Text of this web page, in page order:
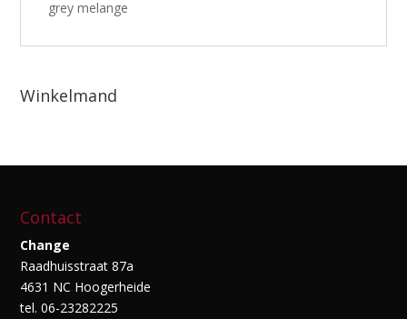
grey melange
Winkelmand
Contact
Change
Raadhuisstraat 87a
4631 NC Hoogerheide
tel. 06-23282225